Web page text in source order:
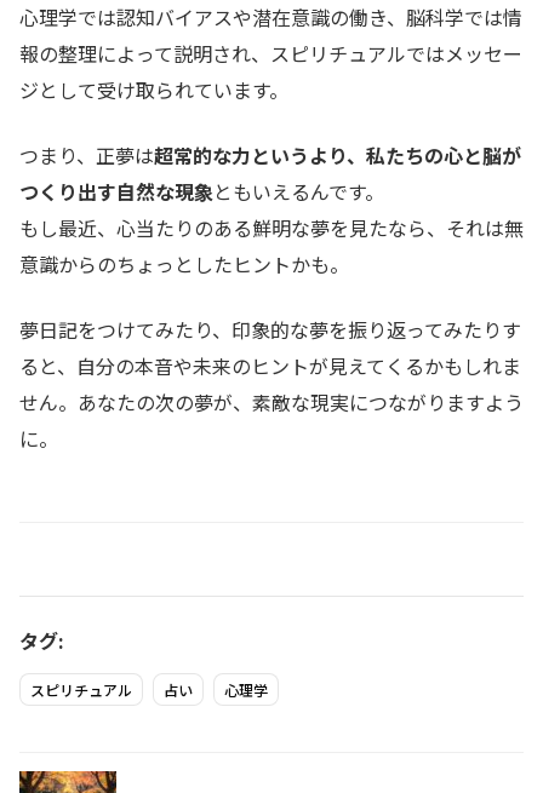
心理学では認知バイアスや潜在意識の働き、脳科学では情
報の整理によって説明され、スピリチュアルではメッセー
ジとして受け取られています。
つまり、正夢は超常的な力というより、私たちの心と脳が
つくり出す自然な現象ともいえるんです。
もし最近、心当たりのある鮮明な夢を見たなら、それは無
意識からのちょっとしたヒントかも。
夢日記をつけてみたり、印象的な夢を振り返ってみたりす
ると、自分の本音や未来のヒントが見えてくるかもしれま
せん。あなたの次の夢が、素敵な現実につながりますよう
に。
タグ:
スピリチュアル 占い 心理学